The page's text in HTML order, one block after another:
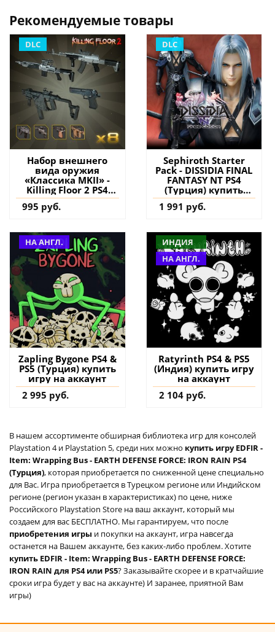
Рекомендуемые товары
DLC
Набор внешнего
вида оружия
«Классика MKII» -
Killing Floor 2 PS4
(Турция) купить
дополнение на
995 руб.
DLC
Sephiroth Starter
Pack - DISSIDIA FINAL
FANTASY NT PS4
(Турция) купить
дополнение на
аккаунт
1 991 руб.
НА АНГЛ.
Zapling Bygone PS4 &
PS5 (Турция) купить
игру на аккаунт
2 995 руб.
ИНДИЯ
НА АНГЛ.
Ratyrinth PS4 & PS5
(Индия) купить игру
на аккаунт
2 104 руб.
В нашем ассортименте обширная библиотека игр для консолей
Playstation 4 и Playstation 5, среди них можно купить игру EDFIR -
Item: Wrapping Bus - EARTH DEFENSE FORCE: IRON RAIN PS4
(Турция), которая приобретается по сниженной цене специально
для Вас. Игра приобретается в Турецком регионе или Индийском
регионе (регион указан в характеристиках) по цене, ниже
Российского Playstation Store на ваш аккаунт, который мы
создаем для вас БЕСПЛАТНО. Мы гарантируем, что после
приобретения игры и покупки на аккаунт, игра навсегда
останется на Вашем аккаунте, без каких-либо проблем. Хотите
купить EDFIR - Item: Wrapping Bus - EARTH DEFENSE FORCE:
IRON RAIN для PS4 или PS5? Заказывайте скорее и в кратчайшие
сроки игра будет у вас на аккаунте) И заранее, приятной Вам
игры)